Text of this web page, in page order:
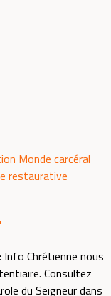
Monde carcéral
restaurative
Chrétienne nous
Consultez
du Seigneur dans